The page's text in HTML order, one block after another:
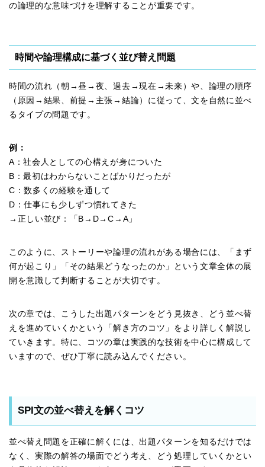
の論理的な意味づけを理解することが重要です。
時間や論理構成に基づく並び替え問題
時間の流れ（朝→昼→夜、過去→現在→未来）や、論理の順序
（原因→結果、前提→主張→結論）に従って、文を自然に並べ
るタイプの問題です。
例：
A：社会人としての心構えが身についた
B：最初はわからないことばかりだったが
C：数多くの経験を通して
D：仕事にも少しずつ慣れてきた
→正しい並び：「B→D→C→A」
このように、ストーリーや論理の流れがある場合には、「まず
何が起こり」「その結果どうなったのか」という文章全体の展
開を意識して判断することが大切です。
次の章では、こうした出題パターンをどう見抜き、どう並べ替
えを進めていくかという「解き方のコツ」をより詳しく解説し
ていきます。特に、コツの章は実践的な技術を中心に構成して
いますので、ぜひ丁寧に読み込んでください。
SPI文の並べ替えを解くコツ
並べ替え問題を正確に解くには、出題パターンを知るだけでは
なく、実際の解答の場面でどう考え、どう処理していくかとい